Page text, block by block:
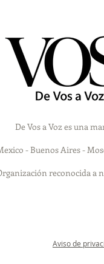
De Vos a Voz es una
- Buenos Aires -
reconocida a
Aviso de